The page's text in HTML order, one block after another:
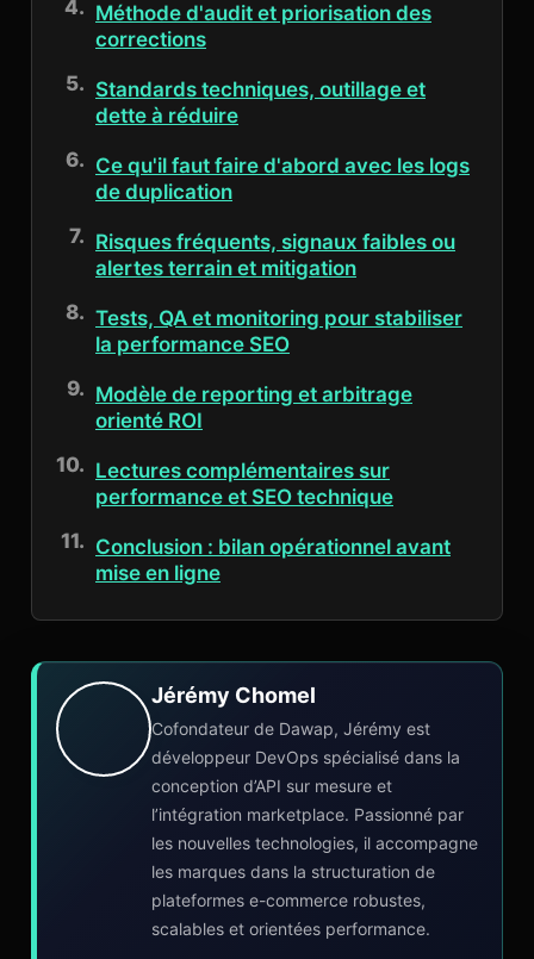
Méthode d'audit et priorisation des
corrections
Standards techniques, outillage et
dette à réduire
Ce qu'il faut faire d'abord avec les logs
de duplication
Risques fréquents, signaux faibles ou
alertes terrain et mitigation
Tests, QA et monitoring pour stabiliser
la performance SEO
Modèle de reporting et arbitrage
orienté ROI
Lectures complémentaires sur
performance et SEO technique
Conclusion : bilan opérationnel avant
mise en ligne
Jérémy Chomel
Cofondateur de Dawap, Jérémy est
développeur DevOps spécialisé dans la
conception d’API sur mesure et
l’intégration marketplace. Passionné par
les nouvelles technologies, il accompagne
les marques dans la structuration de
plateformes e-commerce robustes,
scalables et orientées performance.